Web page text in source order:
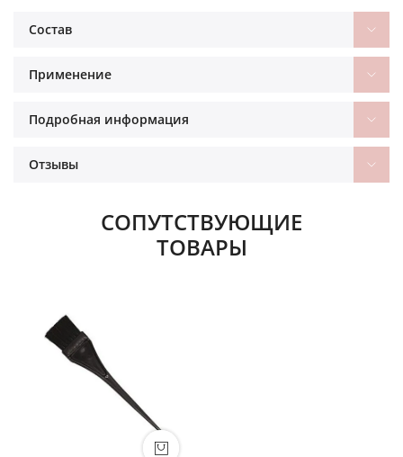
Состав
Применение
Подробная информация
Отзывы
СОПУТСТВУЮЩИЕ
ТОВАРЫ